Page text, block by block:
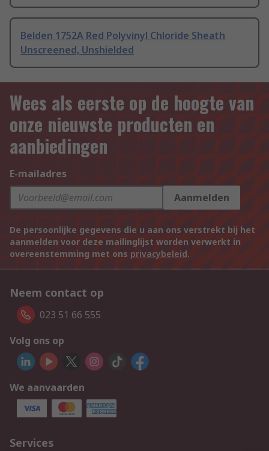
Belden 1752A Red Polyvinyl Chloride Sheath
Unscreened, Unshielded
Wees als eerste op de hoogte van
onze nieuwste producten en
aanbiedingen
E-mailadres
Aanmelden
De persoonlijke gegevens die u aan ons verstrekt bij het
aanmelden voor deze mailinglijst worden verwerkt in
overeenstemming met ons privacybeleid.
Neem contact op
023 51 66 555
Volg ons op
We aanvaarden
Services